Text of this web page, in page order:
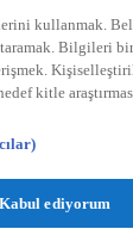
kullanmak.
Bilgileri
kitle
Kabul ediyorum